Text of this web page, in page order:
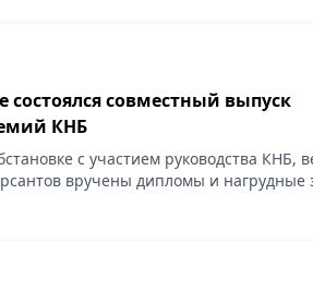
состоялся совместный выпуск
КНБ
с участием руководства КНБ,
вручены дипломы и нагрудные
и Пограничной академии КНБ РК,